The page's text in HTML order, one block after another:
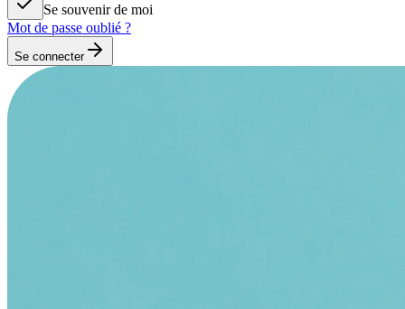
Se souvenir de moi
Mot de passe oublié ?
Se connecter